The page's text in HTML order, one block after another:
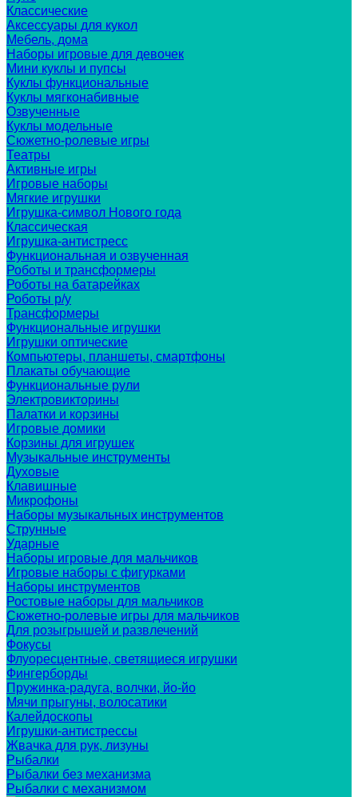
Классические
Аксессуары для кукол
Мебель, дома
Наборы игровые для девочек
Мини куклы и пупсы
Куклы функциональные
Куклы мягконабивные
Озвученные
Куклы модельные
Сюжетно-ролевые игры
Театры
Активные игры
Игровые наборы
Мягкие игрушки
Игрушка-символ Нового года
Классическая
Игрушка-антистресс
Функциональная и озвученная
Роботы и трансформеры
Роботы на батарейках
Роботы р/у
Трансформеры
Функциональные игрушки
Игрушки оптические
Компьютеры, планшеты, смартфоны
Плакаты обучающие
Функциональные рули
Электровикторины
Палатки и корзины
Игровые домики
Корзины для игрушек
Музыкальные инструменты
Духовые
Клавишные
Микрофоны
Наборы музыкальных инструментов
Струнные
Ударные
Наборы игровые для мальчиков
Игровые наборы с фигурками
Наборы инструментов
Ростовые наборы для мальчиков
Сюжетно-ролевые игры для мальчиков
Для розыгрышей и развлечений
Фокусы
Флуоресцентные, светящиеся игрушки
Фингерборды
Пружинка-радуга, волчки, йо-йо
Мячи прыгуны, волосатики
Калейдоскопы
Игрушки-антистрессы
Жвачка для рук, лизуны
Рыбалки
Рыбалки без механизма
Рыбалки с механизмом